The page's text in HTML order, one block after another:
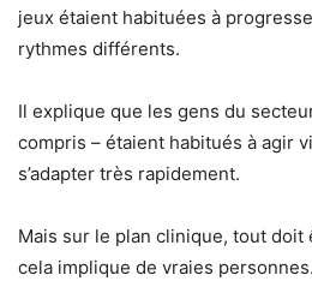
jeux étaient habituées à
rythmes différents.
Il explique que les gens du
compris – étaient habitués à agir
s’adapter très rapidement.
Mais sur le plan clinique, tout doit
cela implique de vraies